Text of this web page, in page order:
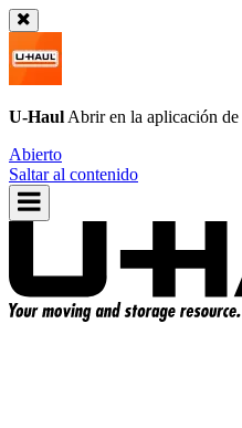
U-Haul Abrir en la aplicación de
Abierto
Saltar al contenido